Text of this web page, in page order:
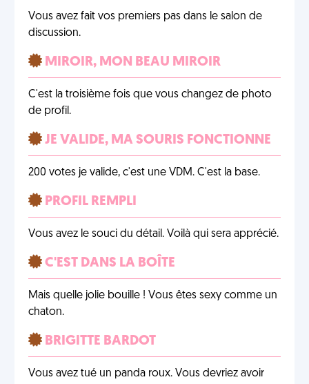
Vous avez fait vos premiers pas dans le salon de
discussion.
MIROIR, MON BEAU MIROIR
C'est la troisième fois que vous changez de photo
de profil.
JE VALIDE, MA SOURIS FONCTIONNE
200 votes je valide, c'est une VDM. C'est la base.
PROFIL REMPLI
Vous avez le souci du détail. Voilà qui sera apprécié.
C'EST DANS LA BOÎTE
Mais quelle jolie bouille ! Vous êtes sexy comme un
chaton.
BRIGITTE BARDOT
Vous avez tué un panda roux. Vous devriez avoir